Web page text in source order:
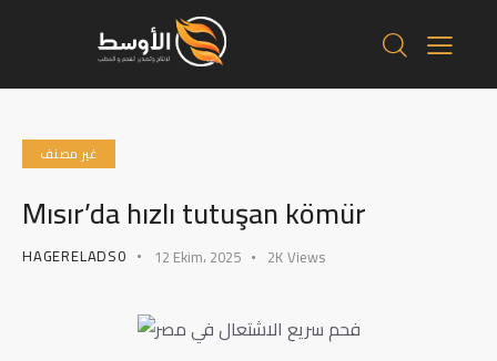
غير مصنف
Mısır’da hızlı tutuşan kömür
HAGERELADS0 12 Ekim، 2025 2KViews